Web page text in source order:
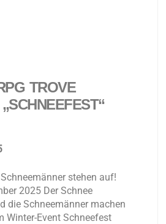
TROVE
stehen auf!
2025 Der Schnee
die Schneemänner machen
Winter-Event Schneefest